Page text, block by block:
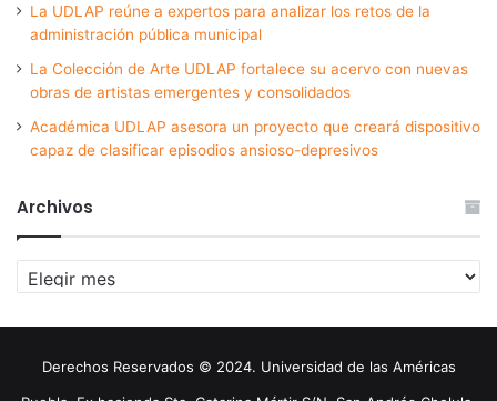
La UDLAP reúne a expertos para analizar los retos de la
administración pública municipal
La Colección de Arte UDLAP fortalece su acervo con nuevas
obras de artistas emergentes y consolidados
Académica UDLAP asesora un proyecto que creará dispositivo
capaz de clasificar episodios ansioso-depresivos
Archivos
Archivos
Derechos Reservados © 2024. Universidad de las Américas